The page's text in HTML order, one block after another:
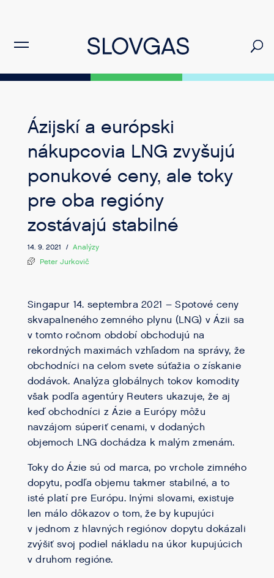
Ázijskí a európski
nákupcovia LNG zvyšujú
ponukové ceny, ale toky
pre oba regióny
zostávajú stabilné
14. 9. 2021 / Analýzy
Peter Jurkovič
Singapur 14. septembra 2021 – Spotové ceny
skvapalneného zemného plynu (LNG) v Ázii sa
v tomto ročnom období obchodujú na
rekordných maximách vzhľadom na správy, že
obchodníci na celom svete súťažia o získanie
dodávok. Analýza globálnych tokov komodity
však podľa agentúry Reuters ukazuje, že aj
keď obchodníci z Ázie a Európy môžu
navzájom súperiť cenami, v dodaných
objemoch LNG dochádza k malým zmenám.
Toky do Ázie sú od marca, po vrchole zimného
dopytu, podľa objemu takmer stabilné, a to
isté platí pre Európu. Inými slovami, existuje
len málo dôkazov o tom, že by kupujúci
v jednom z hlavných regiónov dopytu dokázali
zvýšiť svoj podiel nákladu na úkor kupujúcich
v druhom regióne.